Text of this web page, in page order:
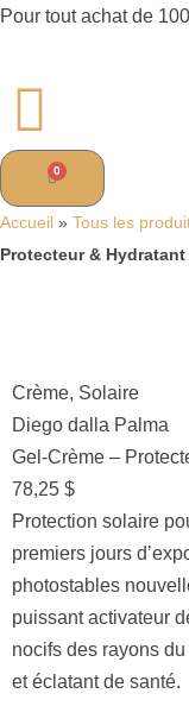
Pour tout achat de
0
Accueil » Tous les
Protecteur &
Crème, Solaire
Diego dalla Palma
Gel-Crème –
78,25 $
Protection solaire
premiers jours
photostables
puissant activateur
nocifs des rayons
et éclatant de santé.